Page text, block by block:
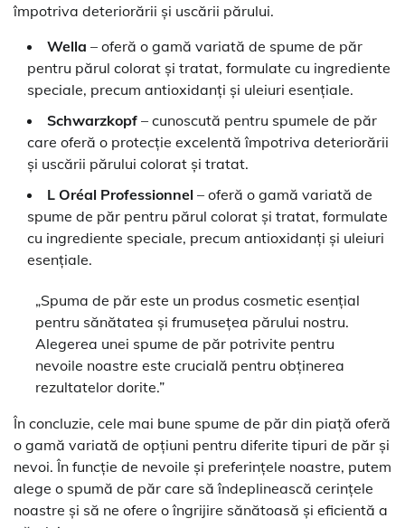
împotriva deteriorării și uscării părului.
Wella – oferă o gamă variată de spume de păr
pentru părul colorat și tratat, formulate cu ingrediente
speciale, precum antioxidanți și uleiuri esențiale.
Schwarzkopf – cunoscută pentru spumele de păr
care oferă o protecție excelentă împotriva deteriorării
și uscării părului colorat și tratat.
L Oréal Professionnel – oferă o gamă variată de
spume de păr pentru părul colorat și tratat, formulate
cu ingrediente speciale, precum antioxidanți și uleiuri
esențiale.
„Spuma de păr este un produs cosmetic esențial
pentru sănătatea și frumusețea părului nostru.
Alegerea unei spume de păr potrivite pentru
nevoile noastre este crucială pentru obținerea
rezultatelor dorite.”
În concluzie, cele mai bune spume de păr din piață oferă
o gamă variată de opțiuni pentru diferite tipuri de păr și
nevoi. În funcție de nevoile și preferințele noastre, putem
alege o spumă de păr care să îndeplinească cerințele
noastre și să ne ofere o îngrijire sănătoasă și eficientă a